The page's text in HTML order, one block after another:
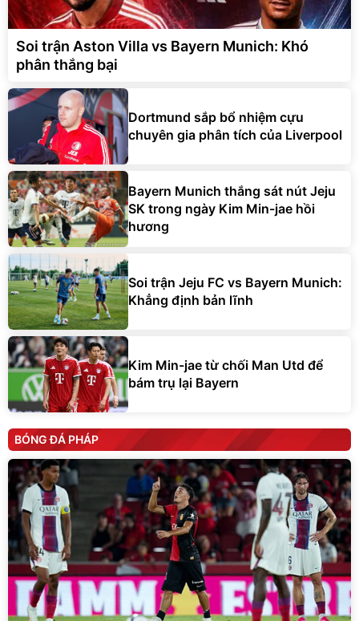
Soi trận Aston Villa vs Bayern Munich: Khó
phân thắng bại
Dortmund sắp bổ nhiệm cựu
chuyên gia phân tích của Liverpool
Bayern Munich thắng sát nút Jeju
SK trong ngày Kim Min-jae hồi
hương
Soi trận Jeju FC vs Bayern Munich:
Khẳng định bản lĩnh
Kim Min-jae từ chối Man Utd để
bám trụ lại Bayern
BÓNG ĐÁ PHÁP